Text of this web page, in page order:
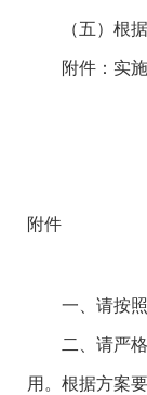
（五）根据
附件：实施
附件
一、请按照
二、请严格
用。根据方案